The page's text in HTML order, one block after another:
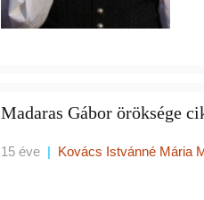
Madaras Gábor öröksége
15 éve | Kovács Istvánné Mária